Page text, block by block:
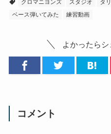
クロマニヨンズ
スタジオ タ
ベース弾いてみた
練習動画
よかったらシ
コメント